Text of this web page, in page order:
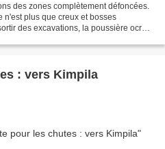
des zones complètement défoncées.
plus que creux et bosses
des excavations, la poussière ocre
: vers Kimpila